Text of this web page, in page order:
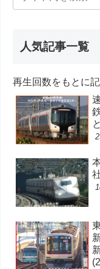
人気記事一覧
再生回数をもとに